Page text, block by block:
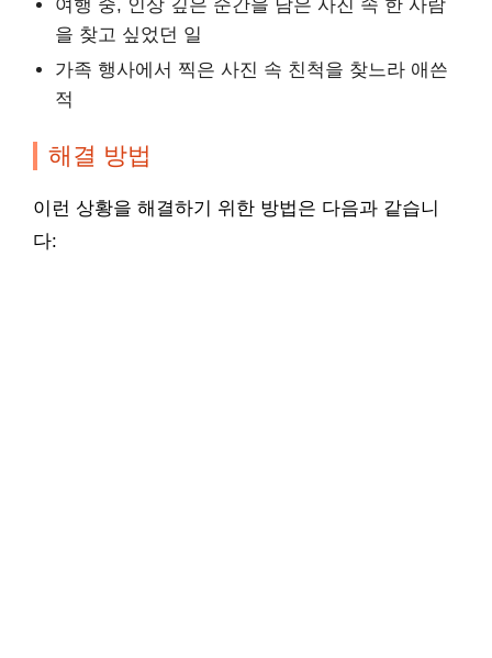
여행 중, 인상 깊은 순간을 담은 사진 속 한 사람
을 찾고 싶었던 일
가족 행사에서 찍은 사진 속 친척을 찾느라 애쓴
적
해결 방법
이런 상황을 해결하기 위한 방법은 다음과 같습니
다: